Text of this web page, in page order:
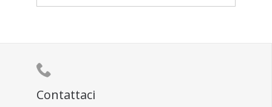

Contattaci